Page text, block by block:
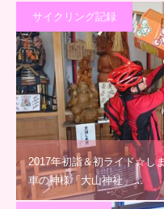
サイクリング記録
2017年初詣＆初ライド☆し
車の神様「大山神社」…